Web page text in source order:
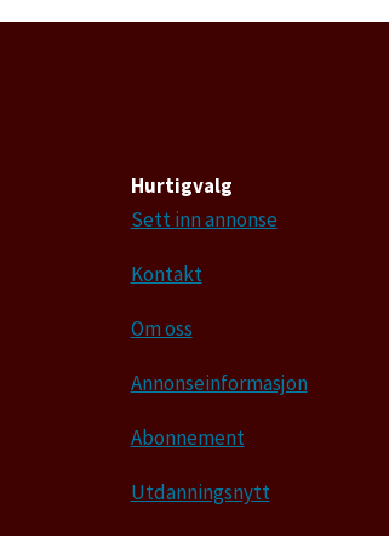
Hurtigvalg
Sett inn annonse
Kontakt
Om oss
Annonseinformasjon
Abonnement
Utdanningsnytt